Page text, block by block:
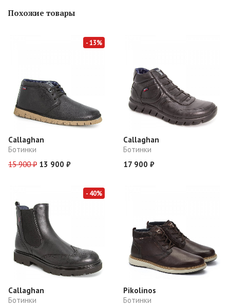
Похожие товары
- 13%
Callaghan
Ботинки
15 900 ₽ 13 900 ₽
Callaghan
Ботинки
17 900 ₽
- 40%
Callaghan
Ботинки
Pikolinos
Ботинки